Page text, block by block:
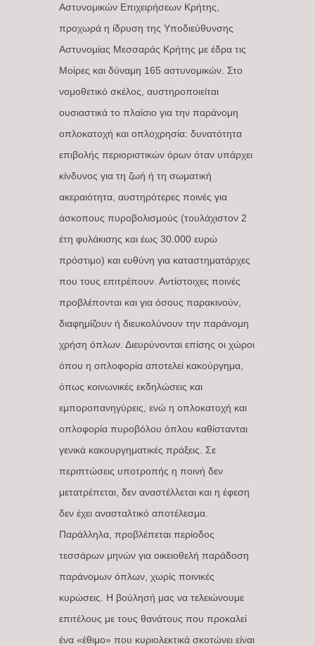
Αστυνομικών Επιχειρήσεων Κρήτης,
προχωρά η ίδρυση της Υποδιεύθυνσης
Αστυνομίας Μεσσαράς Κρήτης με έδρα τις
Μοίρες και δύναμη 165 αστυνομικών. Στο
νομοθετικό σκέλος, αυστηροποιείται
ουσιαστικά το πλαίσιο για την παράνομη
οπλοκατοχή και οπλοχρησία: δυνατότητα
επιβολής περιοριστικών όρων όταν υπάρχει
κίνδυνος για τη ζωή ή τη σωματική
ακεραιότητα, αυστηρότερες ποινές για
άσκοπους πυροβολισμούς (τουλάχιστον 2
έτη φυλάκισης και έως 30.000 ευρώ
πρόστιμο) και ευθύνη για καταστηματάρχες
που τους επιτρέπουν. Αντίστοιχες ποινές
προβλέπονται και για όσους παρακινούν,
διαφημίζουν ή διευκολύνουν την παράνομη
χρήση όπλων. Διευρύνονται επίσης οι χώροι
όπου η οπλοφορία αποτελεί κακούργημα,
όπως κοινωνικές εκδηλώσεις και
εμποροπανηγύρεις, ενώ η οπλοκατοχή και
οπλοφορία πυροβόλου όπλου καθίστανται
γενικά κακουργηματικές πράξεις. Σε
περιπτώσεις υποτροπής η ποινή δεν
μετατρέπεται, δεν αναστέλλεται και η έφεση
δεν έχει ανασταλτικό αποτέλεσμα.
Παράλληλα, προβλέπεται περίοδος
τεσσάρων μηνών για οικειοθελή παράδοση
παράνομων όπλων, χωρίς ποινικές
κυρώσεις. Η βούλησή μας να τελειώνουμε
επιτέλους με τους θανάτους που προκαλεί
ένα «έθιμο» που κυριολεκτικά σκοτώνει είναι